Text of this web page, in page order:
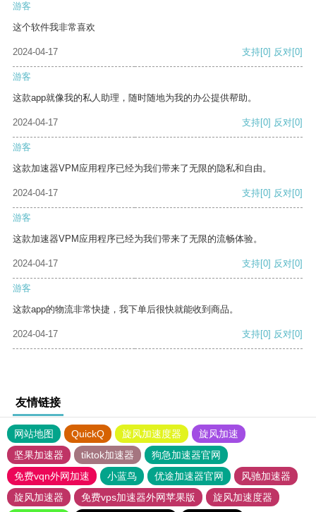
游客
这个软件我非常喜欢
2024-04-17 支持[0] 反对[0]
游客
这款app就像我的私人助理，随时随地为我的办公提供帮助。
2024-04-17 支持[0] 反对[0]
游客
这款加速器VPM应用程序已经为我们带来了无限的隐私和自由。
2024-04-17 支持[0] 反对[0]
游客
这款加速器VPM应用程序已经为我们带来了无限的流畅体验。
2024-04-17 支持[0] 反对[0]
游客
这款app的物流非常快捷，我下单后很快就能收到商品。
2024-04-17 支持[0] 反对[0]
友情链接
网站地图 QuickQ 旋风加速度器
旋风加速
坚果加速器
tiktok加速器
狗急加速器官网
免费vqn外网加速
小蓝鸟 优途加速器官网
风驰加速器
旋风加速器
免费vps加速器外网苹果版
旋风加速度器